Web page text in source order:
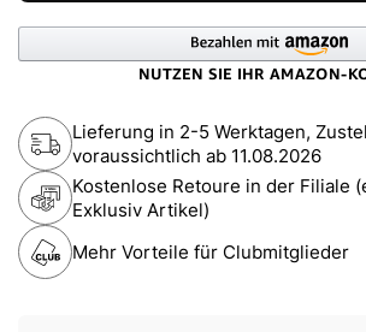
Lieferung in 2-5 Werktagen,
voraussichtlich ab 11.08.2026
Kostenlose Retoure in der Filiale
Exklusiv Artikel)
Mehr Vorteile für Clubmitglieder